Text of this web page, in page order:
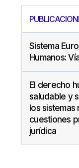
Sistema
Humanos:
El derecho
saludable y
los
cuestiones
jurídica